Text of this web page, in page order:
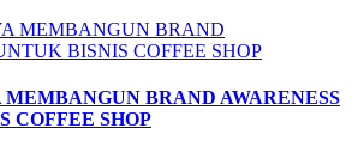
BRAND AWARENESS
COFFEE SHOP